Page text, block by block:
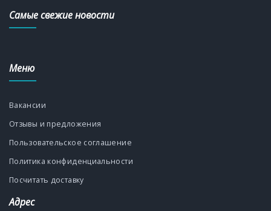
Самые свежие новости
Меню
Вакансии
Отзывы и предложения
Пользовательское соглашение
Политика конфиденциальности
Посчитать доставку
Адрес